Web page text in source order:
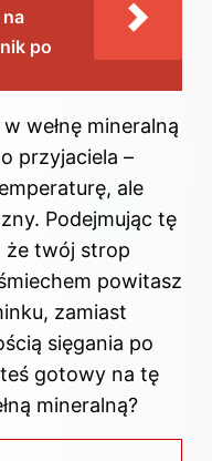
po
wełnę mineralną
przyjaciela –
ale
Podejmując tę
że twój strop
powitasz
zamiast
sięgania po
gotowy na tę
mineralną?